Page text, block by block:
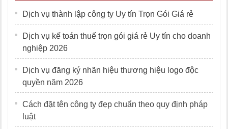
Dịch vụ thành lập công ty Uy tín Trọn Gói Giá rẻ
Dịch vụ kế toán thuế trọn gói giá rẻ Uy tín cho doanh
nghiệp 2026
Dịch vụ đăng ký nhãn hiệu thương hiệu logo độc
quyền năm 2026
Cách đặt tên công ty đẹp chuẩn theo quy định pháp
luật